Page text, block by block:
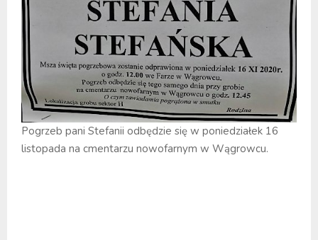
Pogrzeb pani Stefanii odbędzie się w poniedziałek 16
listopada na cmentarzu nowofarnym w Wągrowcu.